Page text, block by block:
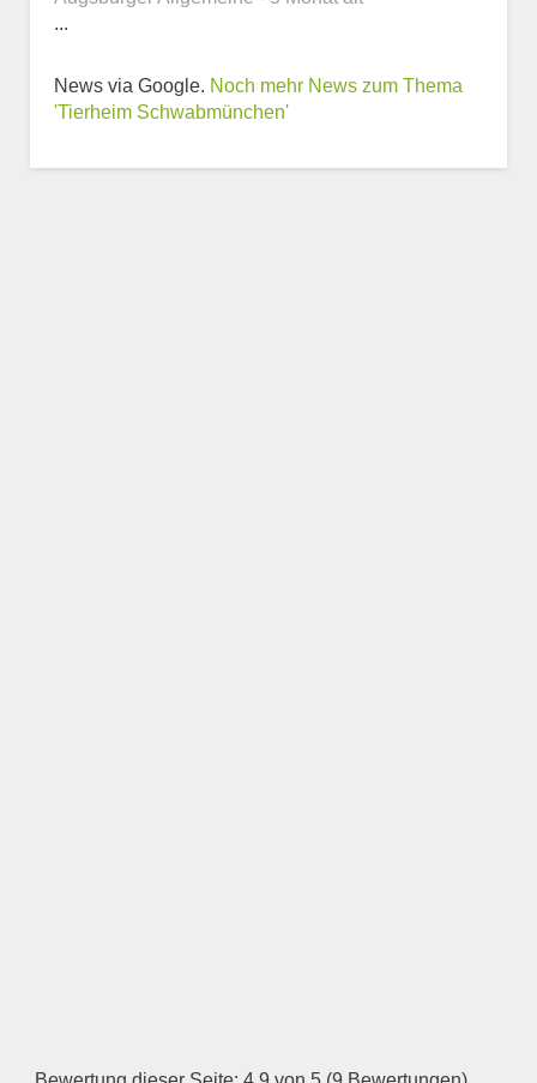
Weitere Informationen
...
News via Google. Noch mehr News zum Thema
'Tierheim Schwabmünchen'